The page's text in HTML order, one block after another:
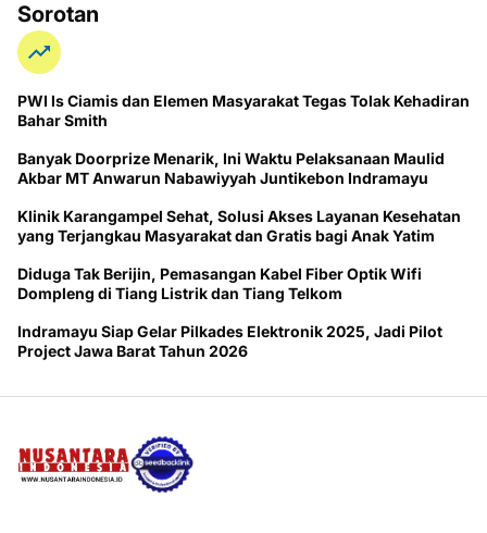
Sorotan
PWI ls Ciamis dan Elemen Masyarakat Tegas Tolak Kehadiran
Bahar Smith
Banyak Doorprize Menarik, Ini Waktu Pelaksanaan Maulid
Akbar MT Anwarun Nabawiyyah Juntikebon Indramayu
Klinik Karangampel Sehat, Solusi Akses Layanan Kesehatan
yang Terjangkau Masyarakat dan Gratis bagi Anak Yatim
Diduga Tak Berijin, Pemasangan Kabel Fiber Optik Wifi
Dompleng di Tiang Listrik dan Tiang Telkom
Indramayu Siap Gelar Pilkades Elektronik 2025, Jadi Pilot
Project Jawa Barat Tahun 2026